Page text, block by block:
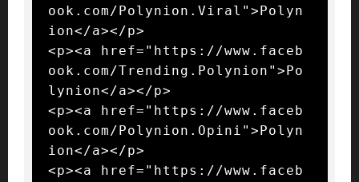
ook.com/Polynion.Viral">Polyn
ion</a></p>
<p><a href="https://www.faceb
ook.com/Trending.Polynion">Po
lynion</a></p>
<p><a href="https://www.faceb
ook.com/Polynion.Opini">Polyn
ion</a></p>
<p><a href="https://www.faceb